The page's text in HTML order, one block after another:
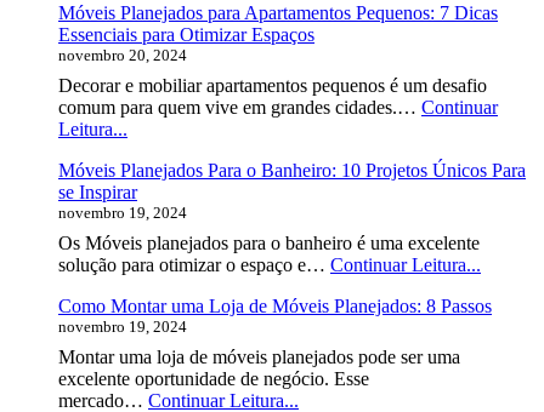
Preço
do
Móvel
Planejado?
Móveis Planejados para Apartamentos Pequenos: 7 Dicas
Essenciais para Otimizar Espaços
novembro 20, 2024
Decorar e mobiliar apartamentos pequenos é um desafio
comum para quem vive em grandes cidades.… Continuar
Leitura...
para
Apartamentos
Pequenos:
7
Dicas
para
Otimizar
Espaços
Móveis Planejados Para o Banheiro: 10 Projetos Únicos Para
se Inspirar
novembro 19, 2024
Os Móveis planejados para o banheiro é uma excelente
solução para otimizar o espaço e… Continuar Leitura...
Para
Como Montar uma Loja de Móveis Planejados: 8 Passos
novembro 19, 2024
Montar uma loja de móveis planejados pode ser uma
excelente oportunidade de negócio. Esse
mercado… Continuar Leitura...